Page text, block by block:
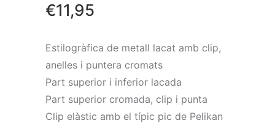
€11,95
Estilogràfica de metall lacat amb clip,
anelles i puntera cromats
Part superior i inferior lacada
Part superior cromada, clip i punta
Clip elàstic amb el típic pic de Pelikan